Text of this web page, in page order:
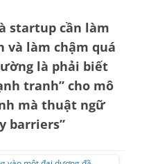
startup cần làm
và làm chậm quá
là phải biết
tranh” cho mô
mà thuật ngữ
barriers”